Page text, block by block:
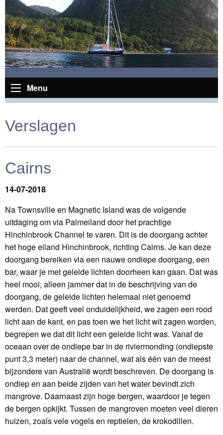
Menu
Verslagen
Cairns
14-07-2018
Na Townsville en Magnetic Island was de volgende
uitdaging om via Palmeiland door het prachtige
Hinchinbrook Channel te varen. Dit is de doorgang achter
het hoge eiland Hinchinbrook, richting Cairns. Je kan deze
doorgang bereiken via een nauwe ondiepe doorgang, een
bar, waar je met geleide lichten doorheen kan gaan. Dat was
heel mooi, alleen jammer dat in de beschrijving van de
doorgang, de geleide lichten helemaal niet genoemd
werden. Dat geeft veel onduidelijkheid, we zagen een rood
licht aan de kant, en pas toen we het licht wit zagen worden,
begrepen we dat dit licht een geleide licht was. Vanaf de
oceaan over de ondiepe bar in de riviermonding (ondiepste
punt 3,3 meter) naar de channel, wat als één van de meest
bijzondere van Australië wordt beschreven. De doorgang is
ondiep en aan beide zijden van het water bevindt zich
mangrove. Daarnaast zijn hoge bergen, waardoor je tegen
de bergen opkijkt. Tussen de mangroven moeten veel dieren
huizen, zoals vele vogels en reptielen, de krokodillen.